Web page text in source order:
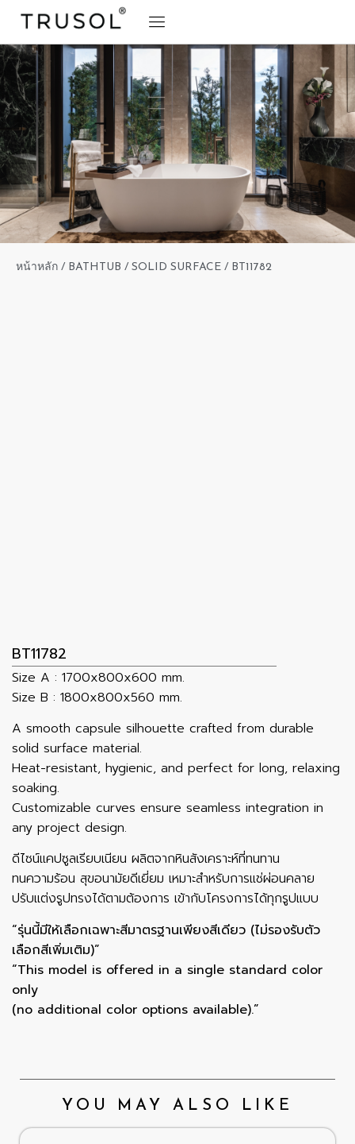
หน้าหลัก / BATHTUB / SOLID SURFACE / BT11782
BT11782
Size A : 1700x800x600 mm.
Size B : 1800x800x560 mm.
A smooth capsule silhouette crafted from durable
solid surface material.
Heat-resistant, hygienic, and perfect for long, relaxing
soaking.
Customizable curves ensure seamless integration in
any project design.
ดีไซน์แคปซูลเรียบเนียน ผลิตจากหินสังเคราะห์ที่ทนทาน
ทนความร้อน สุขอนามัยดีเยี่ยม เหมาะสำหรับการแช่ผ่อนคลาย
ปรับแต่งรูปทรงได้ตามต้องการ เข้ากับโครงการได้ทุกรูปแบบ
“รุ่นนี้มีให้เลือกเฉพาะสีมาตรฐานเพียงสีเดียว (ไม่รองรับตัว
เลือกสีเพิ่มเติม)”
“This model is offered in a single standard color
only
(no additional color options available).”
YOU MAY ALSO LIKE